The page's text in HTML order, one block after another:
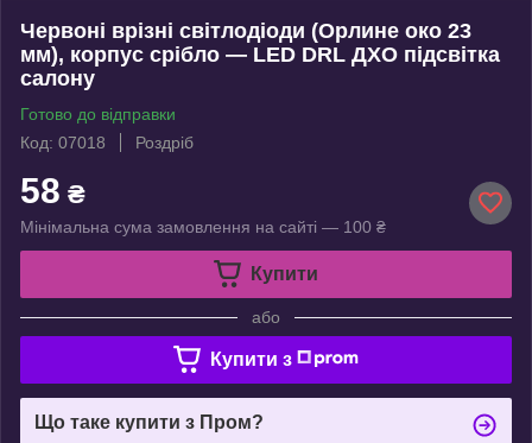
Червоні врізні світлодіоди (Орлине око 23
мм), корпус срібло — LED DRL ДХО підсвітка
салону
Готово до відправки
Код: 07018
Роздріб
58 ₴
Мінімальна сума замовлення на сайті — 100 ₴
Купити
або
Купити з
Що таке купити з Пром?